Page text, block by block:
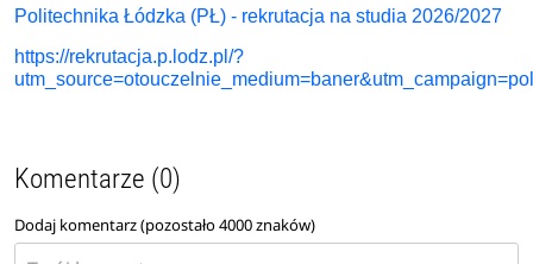
Politechnika Łódzka (PŁ) - rekrutacja na studia 2026/2027
https://rekrutacja.p.lodz.pl/?
Komentarze (0)
Dodaj komentarz (pozostało4000znaków)